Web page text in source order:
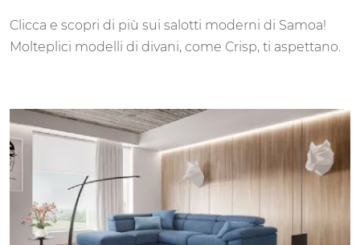
Clicca e scopri di più sui salotti moderni di Samoa!
Molteplici modelli di divani, come Crisp, ti aspettano.